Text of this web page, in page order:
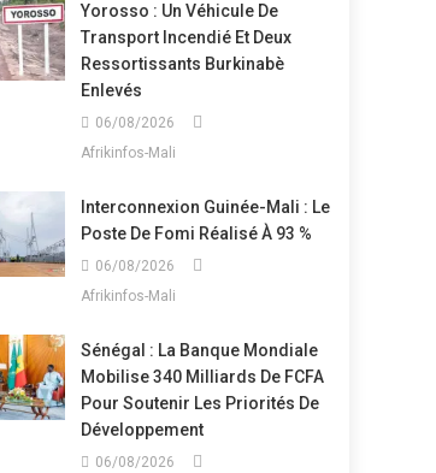
Yorosso : Un Véhicule De
Transport Incendié Et Deux
Ressortissants Burkinabè
Enlevés
06/08/2026
Afrikinfos-Mali
Interconnexion Guinée-Mali : Le
Poste De Fomi Réalisé À 93 %
06/08/2026
Afrikinfos-Mali
Sénégal : La Banque Mondiale
Mobilise 340 Milliards De FCFA
Pour Soutenir Les Priorités De
Développement
06/08/2026